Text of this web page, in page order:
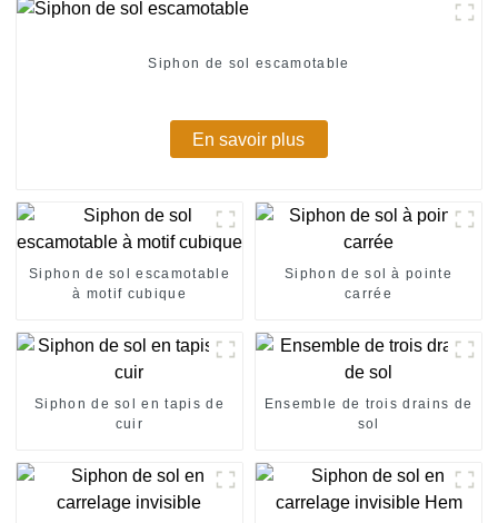
Siphon de sol escamotable
En savoir plus
Siphon de sol escamotable
à motif cubique
Siphon de sol à pointe
carrée
Siphon de sol en tapis de
cuir
Ensemble de trois drains de
sol